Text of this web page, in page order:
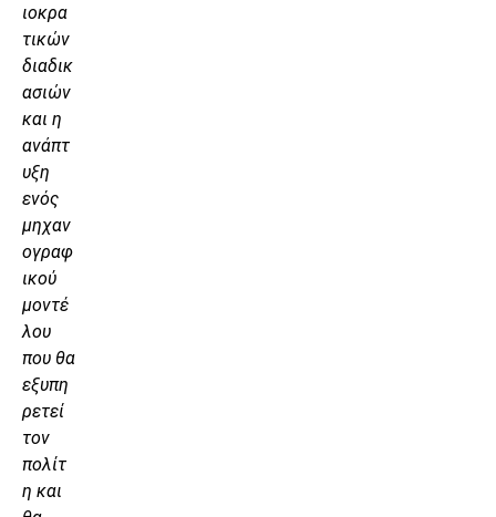
ιοκρα
τικών
διαδικ
ασιών
και η
ανάπτ
υξη
ενός
μηχαν
ογραφ
ικού
μοντέ
λου
που θα
εξυπη
ρετεί
τον
πολίτ
η και